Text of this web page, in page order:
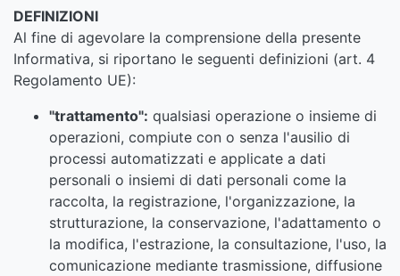
DEFINIZIONI
Al fine di agevolare la comprensione della presente
Informativa, si riportano le seguenti definizioni (art. 4
Regolamento UE):
"trattamento": qualsiasi operazione o insieme di
operazioni, compiute con o senza l'ausilio di
processi automatizzati e applicate a dati
personali o insiemi di dati personali come la
raccolta, la registrazione, l'organizzazione, la
strutturazione, la conservazione, l'adattamento o
la modifica, l'estrazione, la consultazione, l'uso, la
comunicazione mediante trasmissione, diffusione